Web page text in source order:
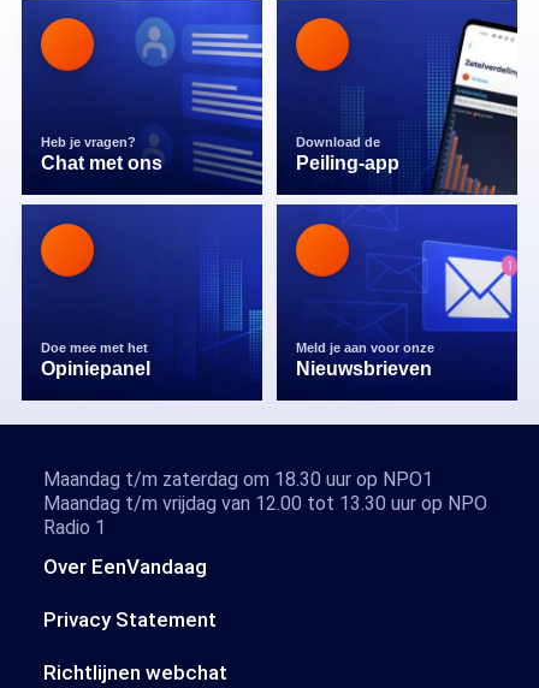
Heb je vragen?
Chat met ons
Download de
Peiling-app
Doe mee met het
Opiniepanel
Meld je aan voor onze
Nieuwsbrieven
Over EenVandaag
Privacy Statement
Richtlijnen webchat
Maandag t/m zaterdag om 18.30 uur op NPO1
Maandag t/m vrijdag van 12.00 tot 13.30 uur op NPO
Radio 1